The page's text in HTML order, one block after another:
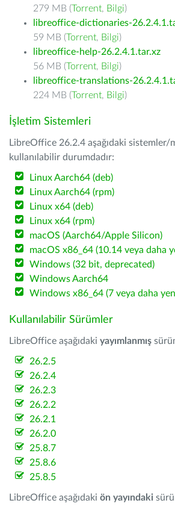
279 MB (Torrent, Bilgi)
libreoffice-dictionaries-
59 MB (Torrent, Bilgi)
libreoffice-help-26.2.4.1.tar.xz
56 MB (Torrent, Bilgi)
libreoffice-translations-
224 MB (Torrent, Bilgi)
İşletim Sistemleri
LibreOffice 26.2.4 aşağıdaki sistemler/
kullanılabilir durumdadır:
Linux Aarch64 (deb)
Linux Aarch64 (rpm)
Linux x64 (deb)
Linux x64 (rpm)
macOS (Aarch64/Apple Silicon)
macOS x86_64 (10.14 veya daha
Windows (32 bit, deprecated)
Windows Aarch64
Windows x86_64 (7 veya daha
Kullanılabilir Sürümler
LibreOffice aşağıdaki yayımlanmış
26.2.5
26.2.4
26.2.3
26.2.2
26.2.1
26.2.0
25.8.7
25.8.6
25.8.5
LibreOffice aşağıdaki ön yayındaki